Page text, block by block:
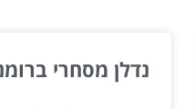
נדלן מסחרי